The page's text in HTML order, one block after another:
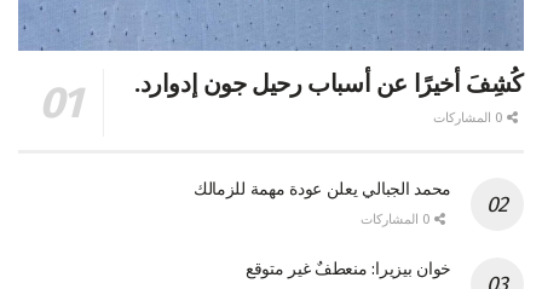
كُشِفَ أخيرًا عن أسباب رحيل جون إدوارد.
محمد الجبالي يعلن عودة مهمة للزمالك
خوان بيزيرا: منعطفٌ غير متوقع